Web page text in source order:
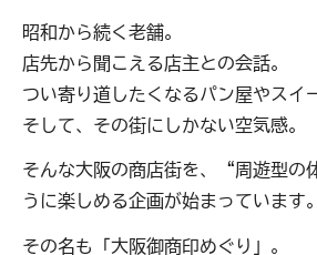
昭和から続く老舗。
店先から聞こえる店主との会話。
つい寄り道したくなるパン屋やスイ
そして、その街にしかない空気感。
そんな大阪の商店街を、“周遊型の
うに楽しめる企画が始まっています。
その名も「大阪御商印めぐり」。